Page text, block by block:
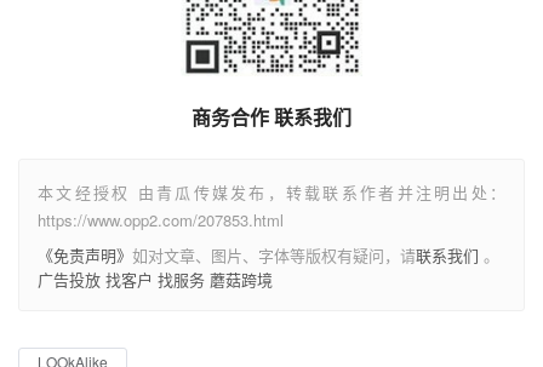
商务合作 联系我们
本文经授权 由青瓜传媒发布，转载联系作者并注明出处：
https://www.opp2.com/207853.html
《免责声明》 如对文章、图片、字体等版权有疑问，请联系我们 。
广告投放 找客户 找服务 蘑菇跨境
LOOkAlike